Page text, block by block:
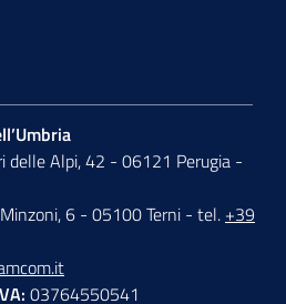
delle Alpi, 42 - 06121 Perugia -
6 - 05100 Terni - tel. +39
03764550541